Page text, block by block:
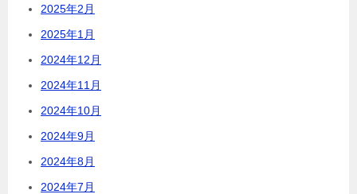
2025年2月
2025年1月
2024年12月
2024年11月
2024年10月
2024年9月
2024年8月
2024年7月